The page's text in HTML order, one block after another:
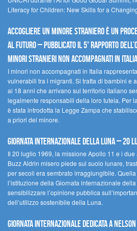
Literacy for Children: New Skills for a
Accogliere un minore straniero è un
al futuro – Pubblicato il 5° rapporto
Minori Stranieri Non Accompagnati in Italia
I minori non accompagnati in Italia
vulnerabili tra i migranti. Si tratta di bambini e
ai 18 anni che arrivano sul territorio italiano
legalmente responsabili della loro tutela. Per
è stata introdotta la Legge Zampa che
a priori del minore.
Giornata Internazionale della Luna – 20
Il 20 luglio 1969, la missione Apollo 11 e i
Buzz Aldrin misero piede sul suolo lunare,
per secoli era sembrato irraggiungibile.
l’istituzione della Giornata internazionale
sensibilizzare l’opinione pubblica
dell’utilizzo sostenibile della Luna.
Giornata internazionale dedicata a